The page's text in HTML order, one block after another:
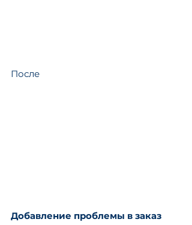
После
Добавление проблемы в заказ